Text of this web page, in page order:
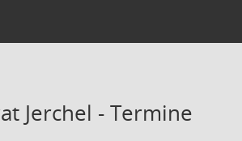
Jerchel - Termine